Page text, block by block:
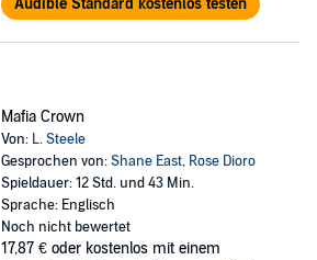
Audible Standard kostenlos testen
Mafia Crown
Von: L. Steele
Gesprochen von:Shane East, Rose Dioro
Spieldauer: 12 Std. und 43 Min.
Sprache: Englisch
Noch nicht bewertet
17,87 € oder kostenlos mit einem